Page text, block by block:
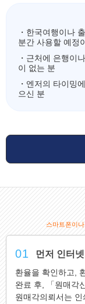
・한국여행이나
분간 사용할 예정
・근처에 은행이
이 없는 분
・엔저의 타이밍
으신 분
스마트폰이
01 먼저 인터
환율을 확인하고,
완료 후, 「원매각
원매각의뢰서는